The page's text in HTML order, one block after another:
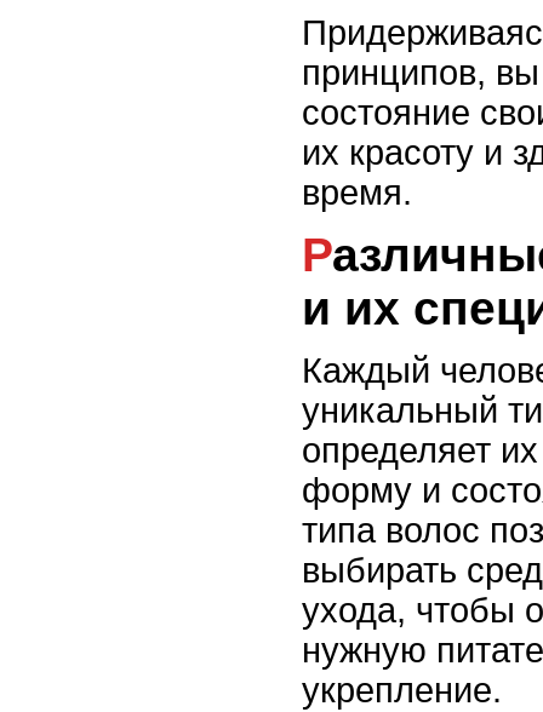
принципов,
состояние
их красоту и
время.
Различные типы волос
и их
Каждый
уникальный
определяет
форму и
типа волос
выбирать
ухода, чтобы
нужную
укрепление.